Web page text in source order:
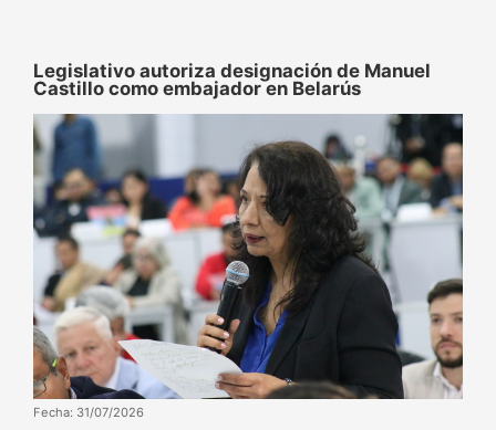
‌‎Legislativo autoriza designación de Manuel
Castillo como embajador en Belarús
Fecha: 31/07/2026